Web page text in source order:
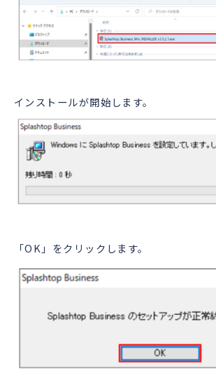
インストールが開始します。
「OK」をクリックします。